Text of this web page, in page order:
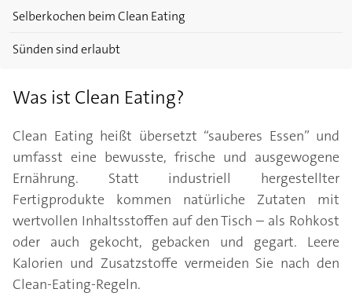
Selberkochen beim Clean Eating
Sünden sind erlaubt
Was ist Clean Eating?
Clean Eating heißt übersetzt “sauberes Essen” und
umfasst eine bewusste, frische und ausgewogene
Ernährung. Statt industriell hergestellter
Fertigprodukte kommen natürliche Zutaten mit
wertvollen Inhaltsstoffen auf den Tisch – als Rohkost
oder auch gekocht, gebacken und gegart. Leere
Kalorien und Zusatzstoffe vermeiden Sie nach den
Clean-Eating-Regeln.